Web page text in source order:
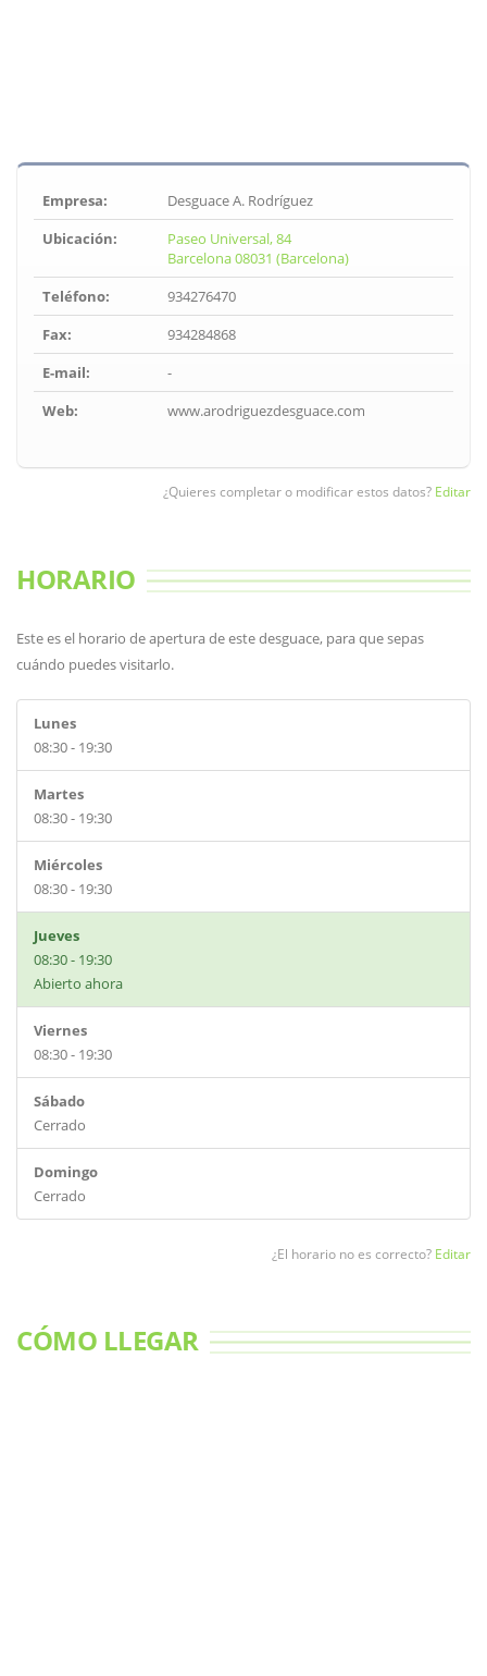
Empresa:
Desguace A. Rodríguez
Ubicación:
Paseo Universal, 84
Barcelona 08031 (Barcelona)
Teléfono:
934276470
Fax:
934284868
E-mail:
-
Web:
www.arodriguezdesguace.com
¿Quieres completar o modificar estos datos? Editar
HORARIO
Este es el horario de apertura de este desguace, para que sepas
cuándo puedes visitarlo.
Lunes
08:30 - 19:30
Martes
08:30 - 19:30
Miércoles
08:30 - 19:30
Jueves
08:30 - 19:30
Abierto ahora
Viernes
08:30 - 19:30
Sábado
Cerrado
Domingo
Cerrado
¿El horario no es correcto? Editar
CÓMO LLEGAR